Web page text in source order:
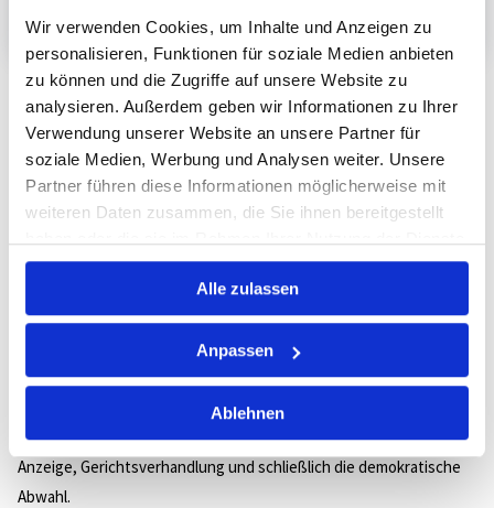
Wir verwenden Cookies, um Inhalte und Anzeigen zu
personalisieren, Funktionen für soziale Medien anbieten
zu können und die Zugriffe auf unsere Website zu
analysieren. Außerdem geben wir Informationen zu Ihrer
Verwendung unserer Website an unsere Partner für
soziale Medien, Werbung und Analysen weiter. Unsere
Partner führen diese Informationen möglicherweise mit
weiteren Daten zusammen, die Sie ihnen bereitgestellt
gesammelt haben.
Alle zulassen
Anpassen
Ablehnen
Der Bär darf in der Kinderstadt "Bärenhausen" natürlich nicht
fehlen.
Credit: Luisa Liebefinke/Stiftung Evangelische Jugendhilfe
Dass Demokratie in „Bärenhausen“ nicht nur ein leeres Wort ist,
zeigte im vergangenen Jahr eine Geschichte, die es sogar in die
Schlagzeilen schaffte – sowohl in der Kinderstadt-Zeitung als auch
Ein frisch gewählter Bürgermeister, der mit dem Versprechen
„Keine Steuern mehr“ ins Amt gekommen war, wurde kurze Zeit
später seines Postens enthoben. Der Grund: gebrochene
Wahlversprechen und der Griff in die Stadtkasse. Es folgten
Anzeige, Gerichtsverhandlung und schließlich die demokratische
Abwahl.